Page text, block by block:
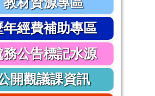
年經費補助專區
務公告標記水源
開觀議課資訊